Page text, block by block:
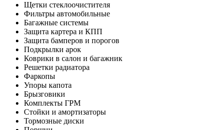
Щетки стеклоочистителя
Фильтры автомобильные
Багажные системы
Защита картера и КПП
Защита бамперов и порогов
Подкрылки арок
Коврики в салон и багажник
Решетки радиатора
Фаркопы
Упоры капота
Брызговики
Комплекты ГРМ
Стойки и амортизаторы
Тормозные диски